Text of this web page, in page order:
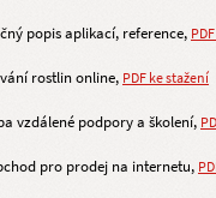
popis aplikací, reference,
rostlin online, PDF ke stažení
vzdálené podpory a školení,
pro prodej na internetu,